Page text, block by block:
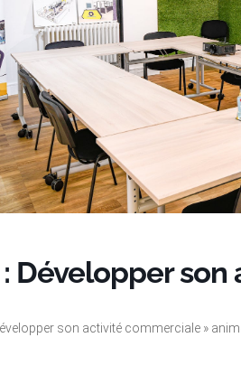
: Développer
son activité commerciale »